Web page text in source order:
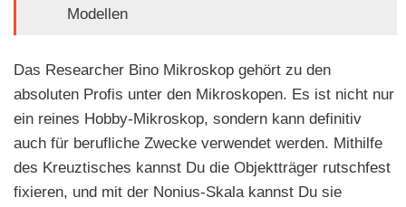
Modellen
Das Researcher Bino Mikroskop gehört zu den
absoluten Profis unter den Mikroskopen. Es ist nicht nur
ein reines Hobby-Mikroskop, sondern kann definitiv
auch für berufliche Zwecke verwendet werden. Mithilfe
des Kreuztisches kannst Du die Objektträger rutschfest
fixieren, und mit der Nonius-Skala kannst Du sie